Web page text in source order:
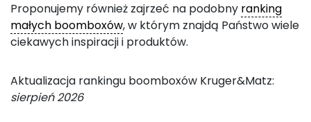
Proponujemy również zajrzeć na podobny ranking
małych boomboxów, w którym znajdą Państwo wiele
ciekawych inspiracji i produktów.
Aktualizacja rankingu boomboxów Kruger&Matz:
sierpień 2026